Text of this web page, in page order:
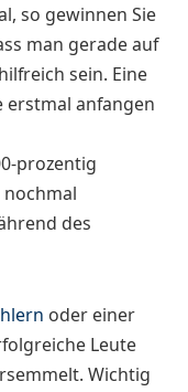
so gewinnen Sie
man gerade auf
sein. Eine
erstmal anfangen
prozentig
nochmal
des
oder einer
Leute
Wichtig